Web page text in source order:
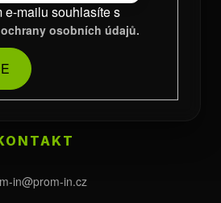
e-mailu souhlasíte s
osobních údajů.
in@prom-in.cz